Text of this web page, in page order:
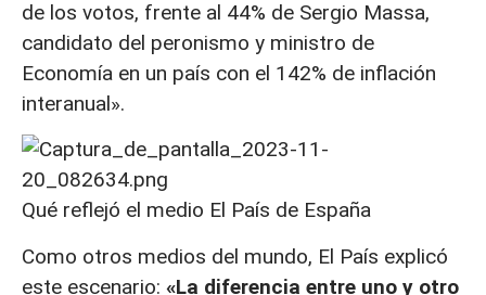
de los votos, frente al 44% de Sergio Massa,
candidato del peronismo y ministro de
Economía en un país con el 142% de inflación
interanual».
Qué reflejó el medio El País de España
Como otros medios del mundo, El País explicó
este escenario: «La diferencia entre uno y otro